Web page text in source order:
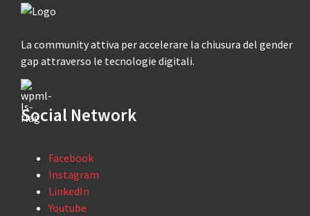
La community attiva per accelerare la chiusura del gender
gap attraverso le tecnologie digitali.
Social Network
Facebook
Instagram
LinkedIn
Youtube